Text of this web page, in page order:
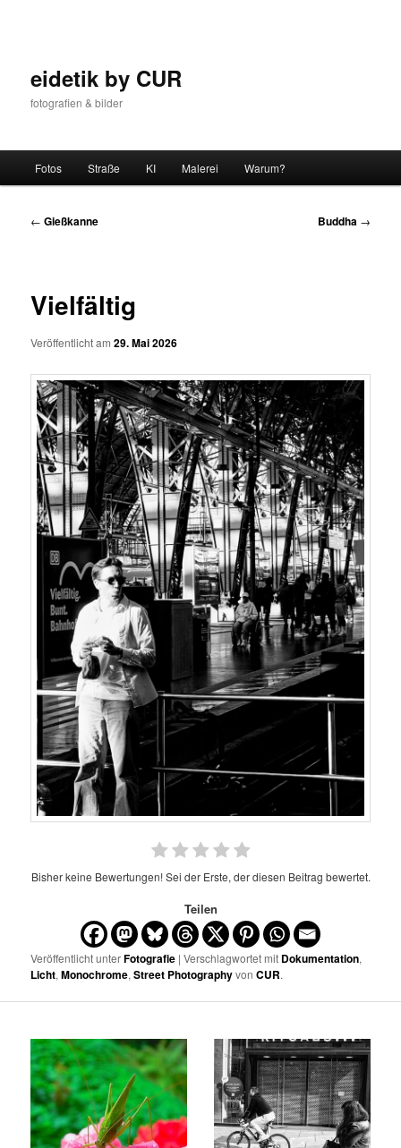
eidetik by CUR
fotografien & bilder
Fotos Straße KI Malerei Warum?
Beitrags-
← Gießkanne Buddha →
Vielfältig
Veröffentlicht am29. Mai 2026
Bisher keine Bewertungen! Sei der Erste, der diesen Beitrag bewertet.
Teilen
Veröffentlicht unterFotografie | Verschlagwortet mit Dokumentation,
Licht,Monochrome,Street PhotographyvonCUR.